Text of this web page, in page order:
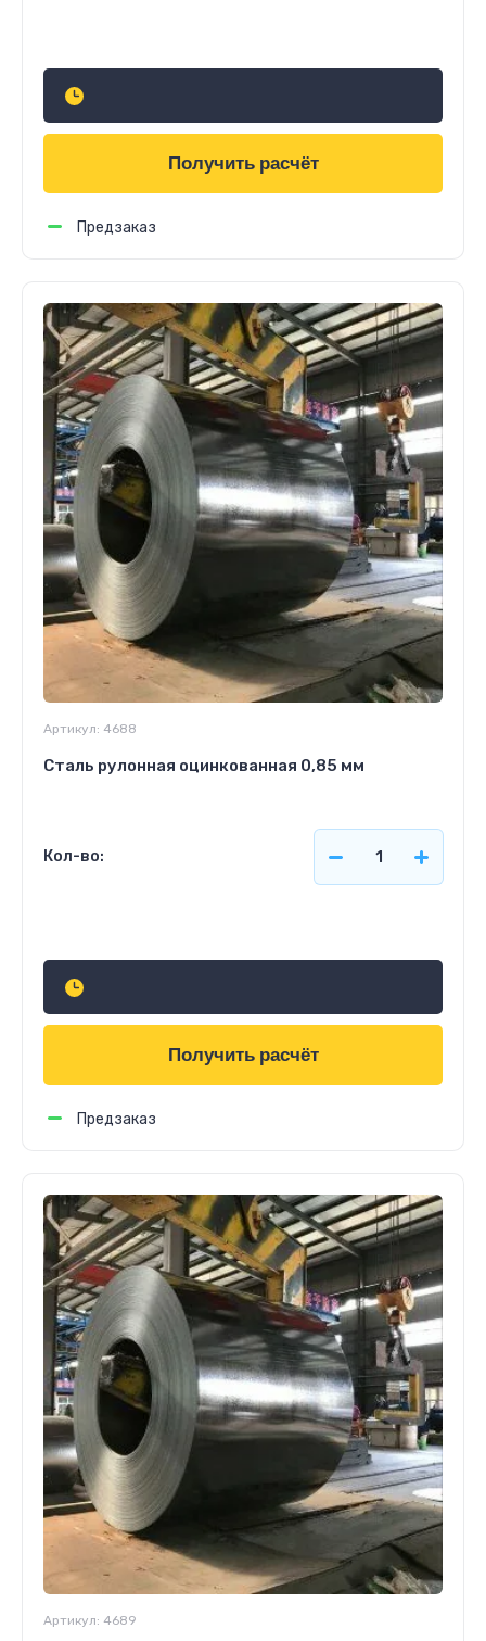
Получить расчёт
Предзаказ
Артикул: 4688
Сталь рулонная оцинкованная 0,85 мм
Кол-во:
Получить расчёт
Предзаказ
Артикул: 4689